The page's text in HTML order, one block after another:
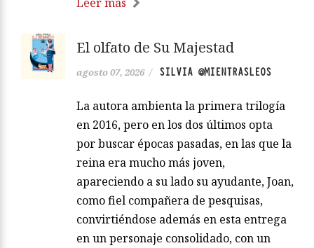
El olfato de Su Majestad
agosto 07, 2026 / SILVIA @MIENTRASLEOS
La autora ambienta la primera trilogía
en 2016, pero en los dos últimos opta
por buscar épocas pasadas, en las que la
reina era mucho más joven,
apareciendo a su lado su ayudante, Joan,
como fiel compañera de pesquisas,
convirtiéndose además en esta entrega
en un personaje consolidado, con un